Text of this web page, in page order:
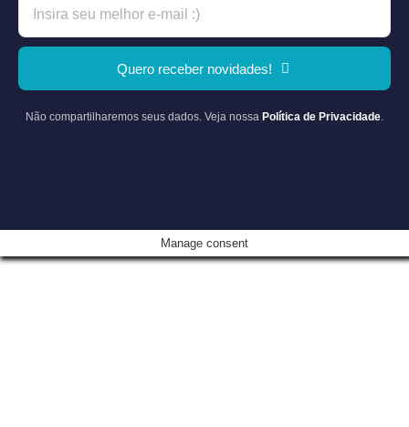
Quero receber novidades!
Não compartilharemos seus dados. Veja nossa Política de Privacidade.
Manage consent